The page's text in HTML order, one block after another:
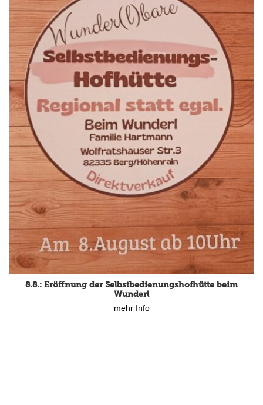
8.8.: Eröffnung der Selbstbedienungshofhütte beim
Wunderl
mehr Info